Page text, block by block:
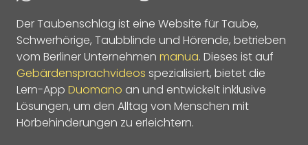
Der Taubenschlag ist eine Website für Taube,
Schwerhörige, Taubblinde und Hörende, betrieben
vom Berliner Unternehmen manua. Dieses ist auf
Gebärdensprachvideos spezialisiert, bietet die
Lern-App Duomano an und entwickelt inklusive
Lösungen, um den Alltag von Menschen mit
Hörbehinderungen zu erleichtern.